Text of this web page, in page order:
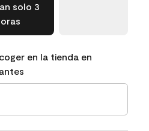
solo 3
en la tienda en